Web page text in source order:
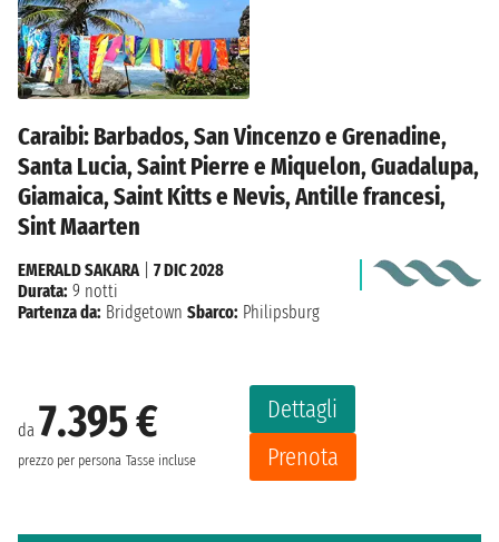
Caraibi: Barbados, San Vincenzo e Grenadine,
Santa Lucia, Saint Pierre e Miquelon, Guadalupa,
Giamaica, Saint Kitts e Nevis, Antille francesi,
Sint Maarten
da 7.395 €
prezzo per persona Tasse incluse
Dettagli
Prenota
EMERALD SAKARA
7 DIC 2028
Durata: 9 notti
Partenza da: Bridgetown Sbarco: Philipsburg